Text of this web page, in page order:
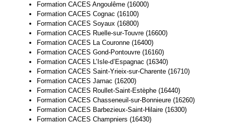
Formation CACES Angoulême (16000)
Formation CACES Cognac (16100)
Formation CACES Soyaux (16800)
Formation CACES Ruelle-sur-Touvre (16600)
Formation CACES La Couronne (16400)
Formation CACES Gond-Pontouvre (16160)
Formation CACES L’Isle-d’Espagnac (16340)
Formation CACES Saint-Yrieix-sur-Charente (16710)
Formation CACES Jarnac (16200)
Formation CACES Roullet-Saint-Estèphe (16440)
Formation CACES Chasseneuil-sur-Bonnieure (16260)
Formation CACES Barbezieux-Saint-Hilaire (16300)
Formation CACES Champniers (16430)